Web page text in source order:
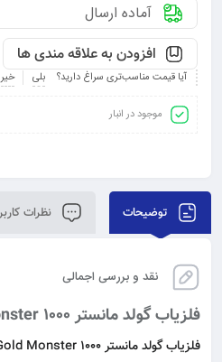
آماده ارسال
افزودن به علاقه مندی ها
آیا قیمت مناسب‌تری سراغ دارید؟ بلی خیر
موجود در انبار
توضیحات نظرات
نقد و بررسی اجمالی
فلزیاب گولد مانستر Gold Monster 1000